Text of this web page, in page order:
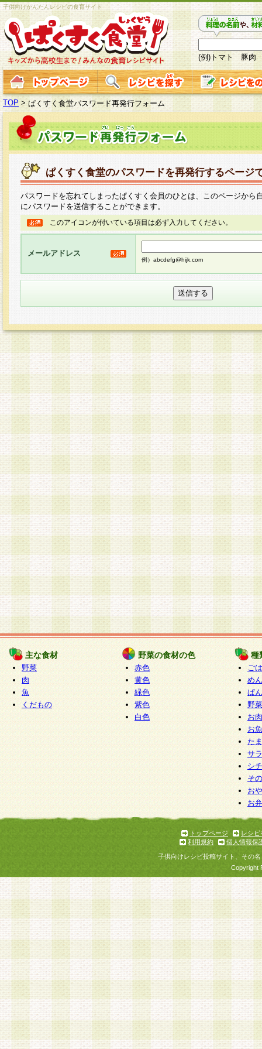
子供向けかんたんレシピの食育サイト
(例)トマト 豚肉
TOP > ぱくすく食堂パスワード再発行フォーム
ぱくすく食堂のパスワードを再発行するページ
パスワードを忘れてしまったぱくすく会員のひとは、このページから
にパスワードを送信することができます。
このアイコンが付いている項目は必ず入力してください。
メールアドレス
例）abcdefg@hijk.com
主な食材
野菜
肉
魚
くだもの
野菜の食材の色
赤色
黄色
緑色
紫色
白色
種
ご
めん
ぱん
野
お
お
た
サ
シ
そ
お
お
トップページ
レシピ
利用規約
個人情報保
子供向けレシピ投稿サイト、その
Copyright